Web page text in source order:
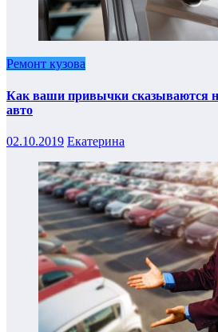
Ремонт кузова
Как ваши привычки сказываются
авто
02.10.2019 Екатерина